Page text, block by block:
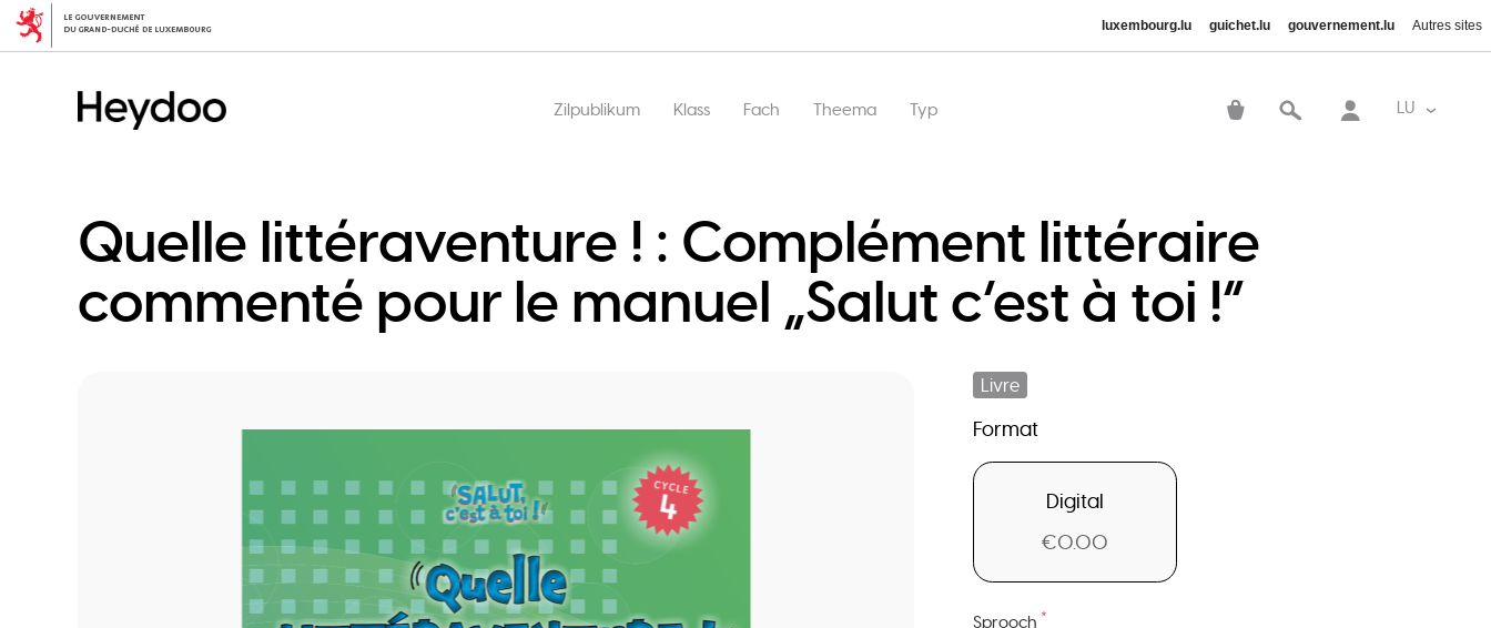
luxembourg.lu guichet.lu gouvernement.lu Autres sites
Main
Zilpublikum Klass Fach Theema Typ LU List
account
Quelle littéraventure ! : Complément littéraire
commenté pour le manuel „Salut c’est à toi !“
Livre
Format
Digital
€0.00
Sprooch *